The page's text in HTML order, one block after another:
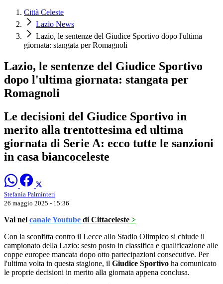
Città Celeste
Lazio News
Lazio, le sentenze del Giudice Sportivo dopo l'ultima
giornata: stangata per Romagnoli
Lazio, le sentenze del Giudice Sportivo
dopo l'ultima giornata: stangata per
Romagnoli
Le decisioni del Giudice Sportivo in
merito alla trentottesima ed ultima
giornata di Serie A: ecco tutte le sanzioni
in casa biancoceleste
Stefania Palminteri
26 maggio 2025 - 15:36
Vai nel canale Youtube di Cittaceleste >
Con la sconfitta contro il Lecce allo Stadio Olimpico si chiude il
campionato della Lazio: sesto posto in classifica e qualificazione alle
coppe europee mancata dopo otto partecipazioni consecutive. Per
l'ultima volta in questa stagione, il Giudice Sportivo ha comunicato
le proprie decisioni in merito alla giornata appena conclusa.